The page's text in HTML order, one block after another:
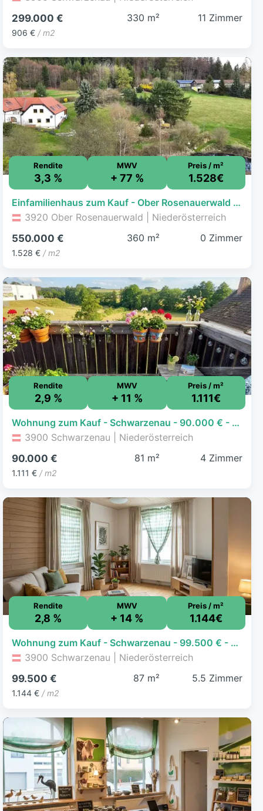
299.000 €
906 € / m2
330 m² 11 Zimmer
Rendite
3,3 %
MWV
+ 77 %
Preis / m²
1.528€
Einfamilienhaus zum Kauf - Ober Rosenauerwald - 550.000 € - 360 m², 31.425 m² Grundstück
3920 Ober Rosenauerwald | Niederösterreich
550.000 €
1.528 € / m2
360 m² 0 Zimmer
Rendite
2,9 %
MWV
+ 11 %
Preis / m²
1.111€
Wohnung zum Kauf - Schwarzenau - 90.000 € - 4 Zimmer, 81 m²
3900 Schwarzenau | Niederösterreich
90.000 €
1.111 € / m2
81 m² 4 Zimmer
Rendite
2,8 %
MWV
+ 14 %
Preis / m²
1.144€
Wohnung zum Kauf - Schwarzenau - 99.500 € - 5,5 Zimmer, 87 m²
3900 Schwarzenau | Niederösterreich
99.500 €
1.144 € / m2
87 m² 5.5 Zimmer